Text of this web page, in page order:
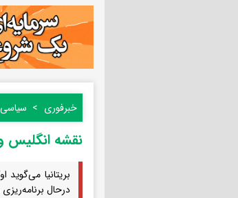
خبرفوری سیاسی
نقشه انگلیس
بریتانیا
درحال